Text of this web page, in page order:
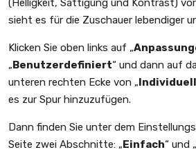
(Helligkeit, Sättigung und Kontrast)
sieht es für die Zuschauer lebendiger
Klicken Sie oben links auf „
„Benutzerdefiniert“ und dann auf
unteren rechten Ecke von „
es zur Spur hinzuzufügen.
Dann finden Sie unter dem
Seite zwei Abschnitte: „Einfach“ und „